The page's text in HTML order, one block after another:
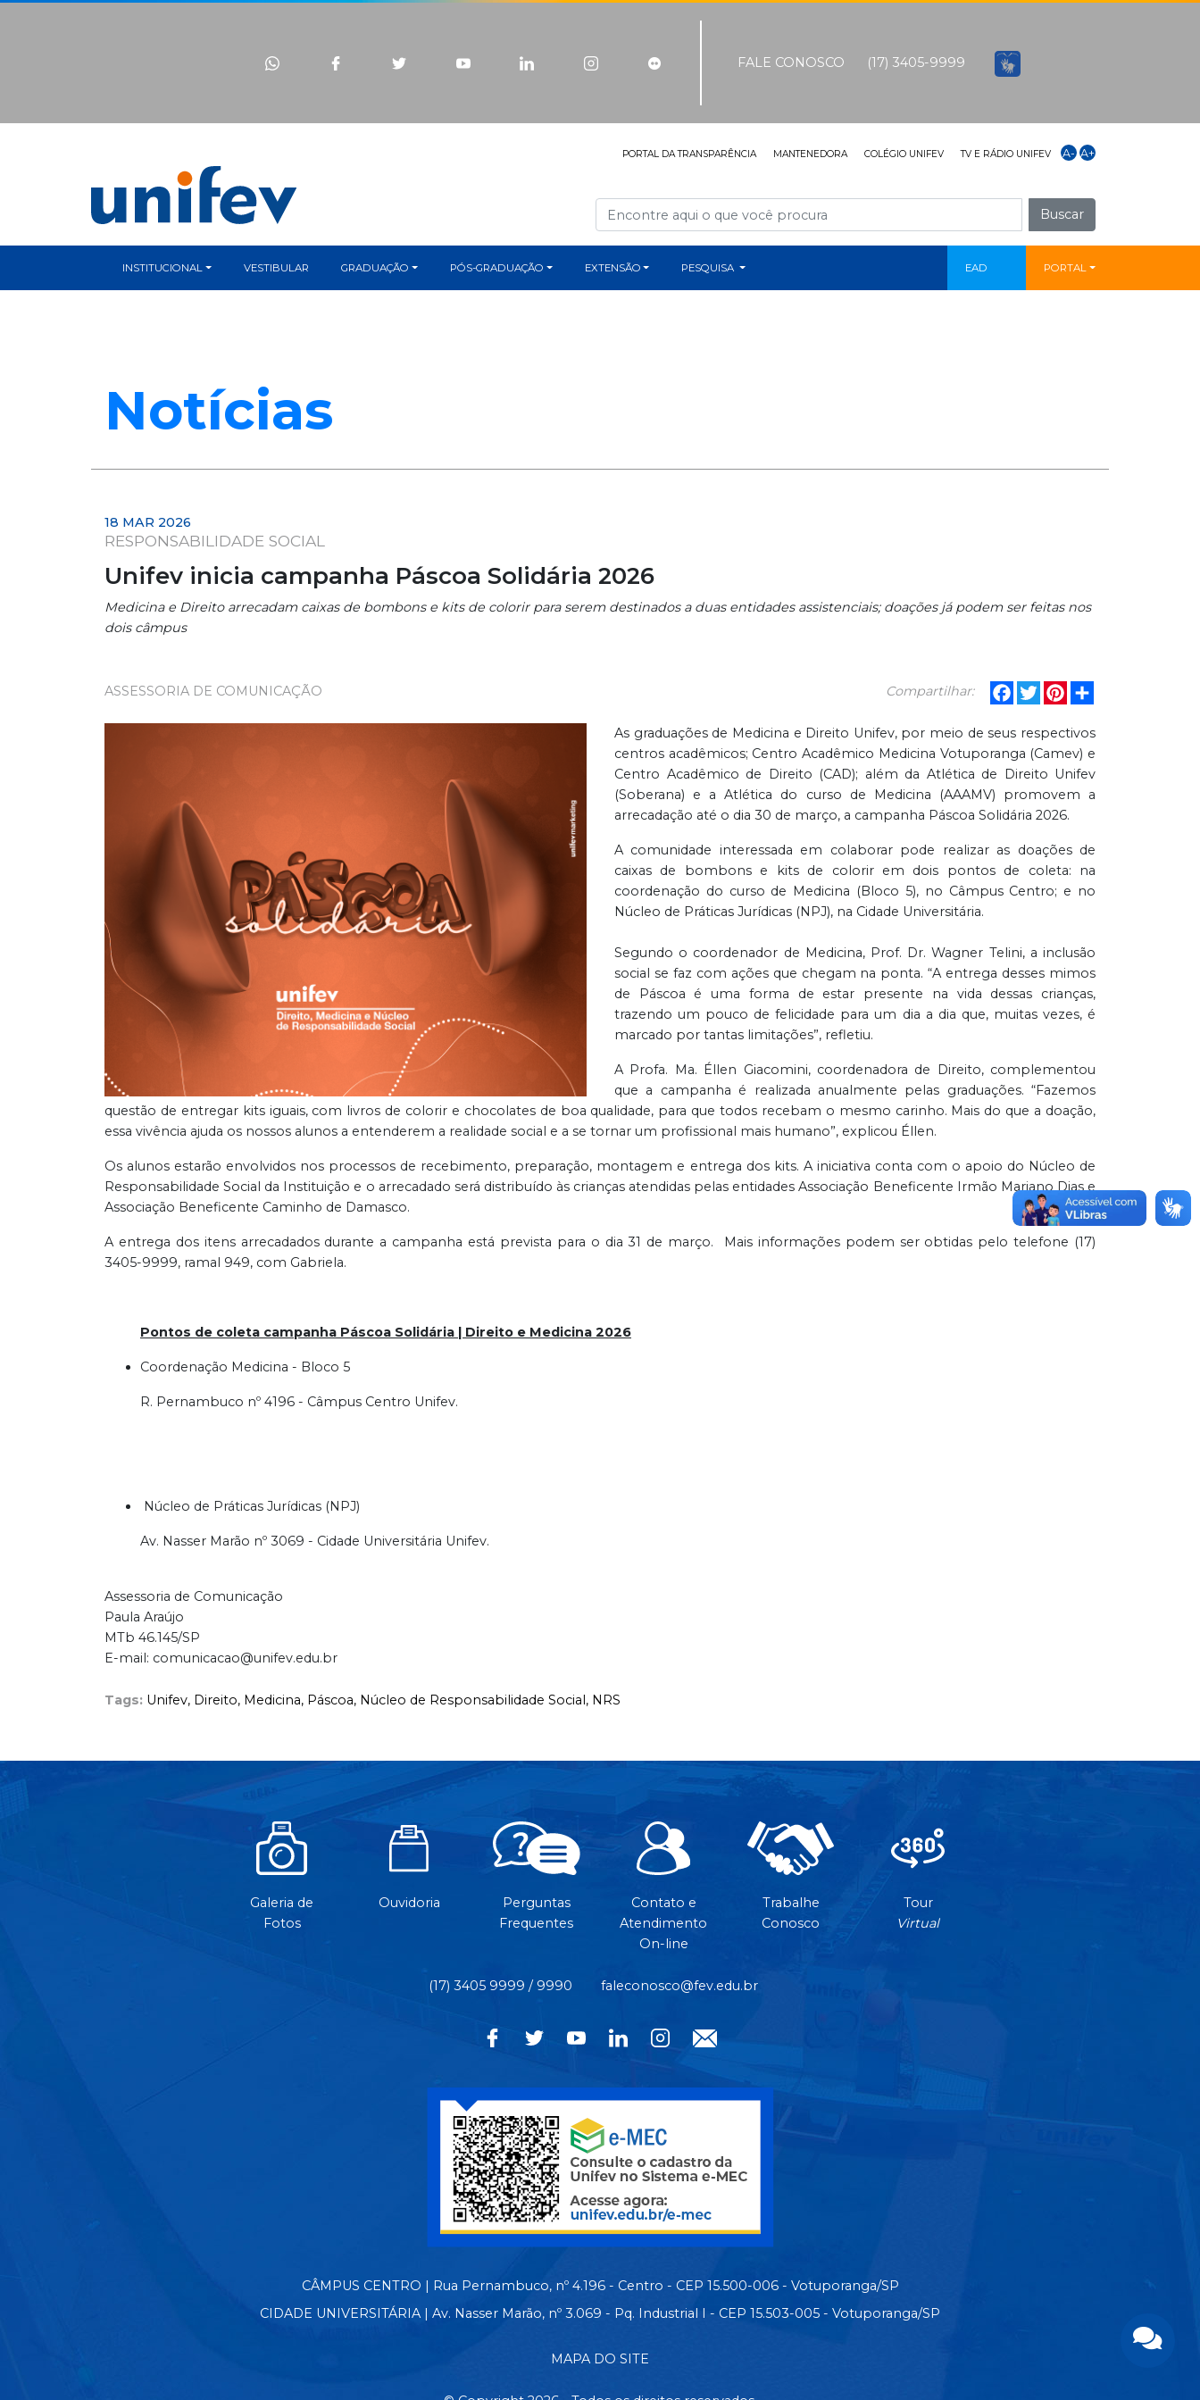
FALE CONOSCO (17) 3405-9999
PORTAL DA TRANSPARÊNCIA MANTENEDORA COLÉGIO UNIFEV TV E RÁDIO UNIFEV A- A+
Buscar
INSTITUCIONAL VESTIBULAR GRADUAÇÃO PÓS-GRADUAÇÃO EXTENSÃO PESQUISA EAD PORTAL
Notícias
18 MAR 2026
RESPONSABILIDADE SOCIAL
Unifev inicia campanha Páscoa Solidária 2026
Medicina e Direito arrecadam caixas de bombons e kits de colorir para serem destinados a duas entidades assistenciais; doações já podem ser feitas nos
dois câmpus
Compartilhar: Facebook
TwitterPinterest
ASSESSORIA DE COMUNICAÇÃO
As graduações de Medicina e Direito Unifev, por meio de seus respectivos
centros acadêmicos; Centro Acadêmico Medicina Votuporanga (Camev) e
Centro Acadêmico de Direito (CAD); além da Atlética de Direito Unifev
(Soberana) e a Atlética do curso de Medicina (AAAMV) promovem a
arrecadação até o dia 30 de março, a campanha Páscoa Solidária 2026.
A comunidade interessada em colaborar pode realizar as doações de
caixas de bombons e kits de colorir em dois pontos de coleta: na
coordenação do curso de Medicina (Bloco 5), no Câmpus Centro; e no
Núcleo de Práticas Jurídicas (NPJ), na Cidade Universitária.
Segundo o coordenador de Medicina, Prof. Dr. Wagner Telini, a inclusão
social se faz com ações que chegam na ponta. “A entrega desses mimos
de Páscoa é uma forma de estar presente na vida dessas crianças,
trazendo um pouco de felicidade para um dia a dia que, muitas vezes, é
marcado por tantas limitações”, refletiu.
A Profa. Ma. Éllen Giacomini, coordenadora de Direito, complementou
que a campanha é realizada anualmente pelas graduações. “Fazemos
questão de entregar kits iguais, com livros de colorir e chocolates de boa qualidade, para que todos recebam o mesmo carinho. Mais do que a doação,
essa vivência ajuda os nossos alunos a entenderem a realidade social e a se tornar um profissional mais humano”, explicou Éllen.
Os alunos estarão envolvidos nos processos de recebimento, preparação, montagem e entrega dos kits. A iniciativa conta com o apoio do Núcleo de
Responsabilidade Social da Instituição e o arrecadado será distribuído às crianças atendidas pelas entidades Associação Beneficente Irmão Mariano Dias e
Associação Beneficente Caminho de Damasco.
A entrega dos itens arrecadados durante a campanha está prevista para o dia 31 de março. Mais informações podem ser obtidas pelo telefone (17)
3405-9999, ramal 949, com Gabriela.
Pontos de coleta campanha Páscoa Solidária | Direito e Medicina 2026
Coordenação Medicina - Bloco 5
R. Pernambuco nº 4196 - Câmpus Centro Unifev.
Núcleo de Práticas Jurídicas (NPJ)
Av. Nasser Marão nº 3069 - Cidade Universitária Unifev.
Assessoria de Comunicação
Paula Araújo
MTb 46.145/SP
E-mail: comunicacao@unifev.edu.br
Tags: Unifev, Direito, Medicina, Páscoa, Núcleo de Responsabilidade Social, NRS
Galeria de
Fotos
Ouvidoria
Perguntas
Frequentes
Contato e
Atendimento
On-line
Trabalhe
Conosco
Tour
Virtual
(17) 3405 9999 / 9990 faleconosco@fev.edu.br
CÂMPUS CENTRO | Rua Pernambuco, nº 4.196 - Centro - CEP 15.500-006 - Votuporanga/SP
CIDADE UNIVERSITÁRIA | Av. Nasser Marão, nº 3.069 - Pq. Industrial I - CEP 15.503-005 - Votuporanga/SP
MAPA DO SITE